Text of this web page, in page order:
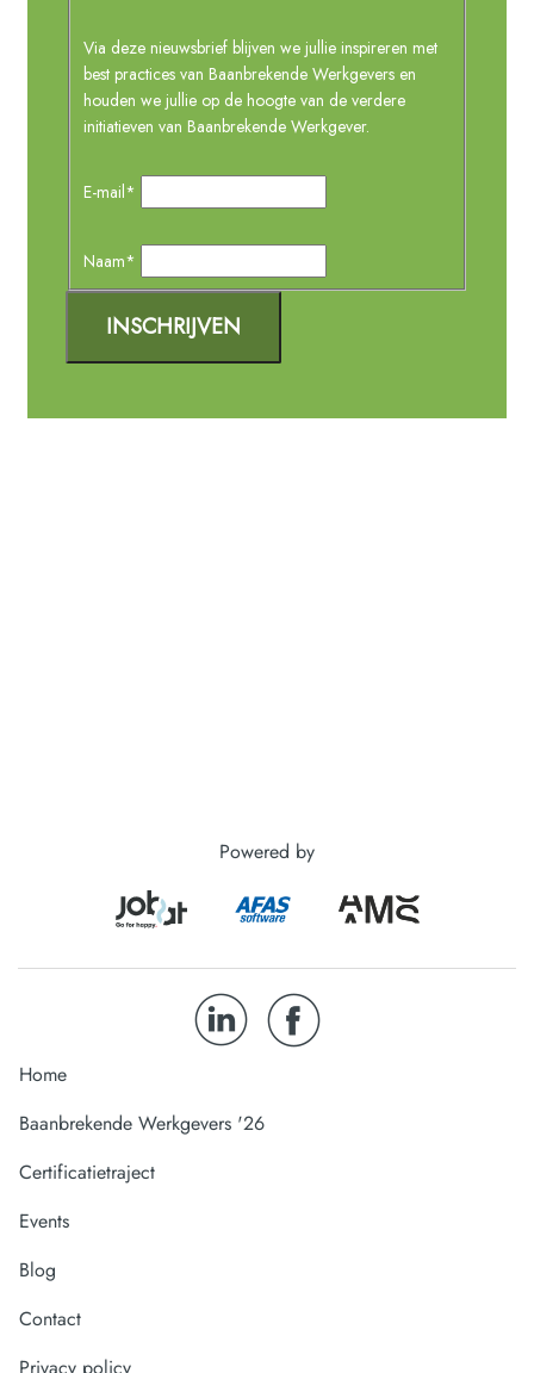
Powered by
Home
Baanbrekende Werkgevers '26
Certificatietraject
Events
Blog
Contact